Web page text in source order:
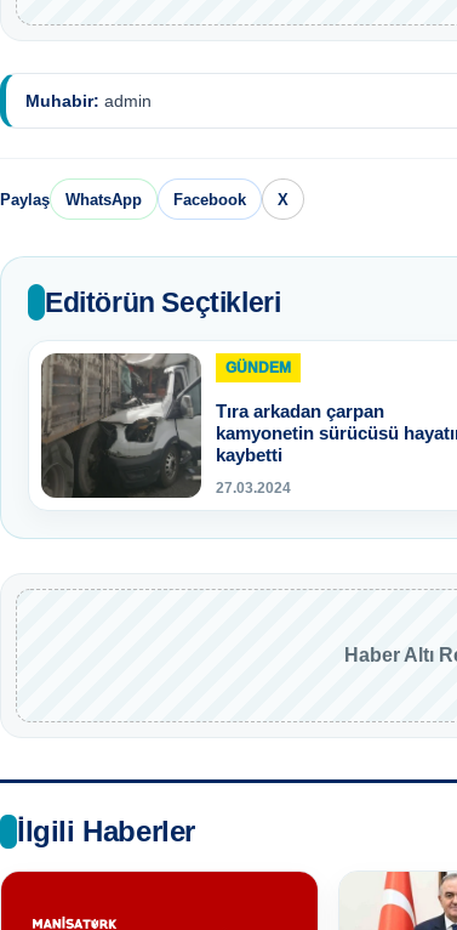
Muhabir: admin
Paylaş WhatsApp Facebook X
Editörün Seçtikleri
GÜNDEM
Tıra arkadan çarpan
kamyonetin sürücüsü
kaybetti
27.03.2024
Haber Altı
İlgili Haberler